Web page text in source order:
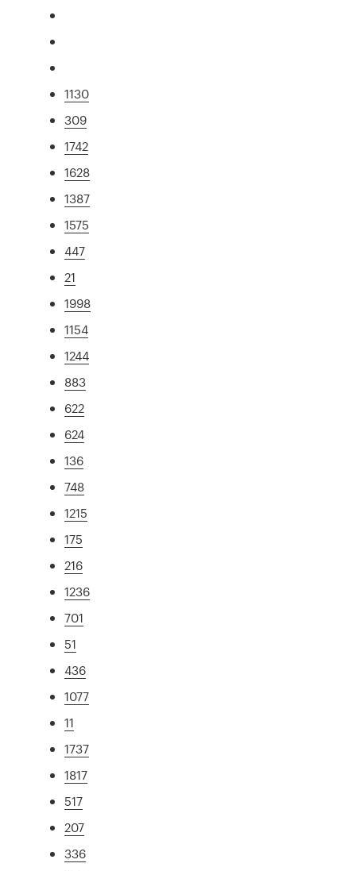
1130
309
1742
1628
1387
1575
447
21
1998
1154
1244
883
622
624
136
748
1215
175
216
1236
701
51
436
1077
11
1737
1817
517
207
336